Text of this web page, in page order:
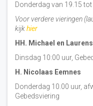
Donderdag van 19.15
Voor verdere vieringen
kijkhier
HH. Michael en
Dinsdag 10:00 uur,
H. Nicolaas Eemnes
Donderdag 10.00 uur,
Gebedsviering